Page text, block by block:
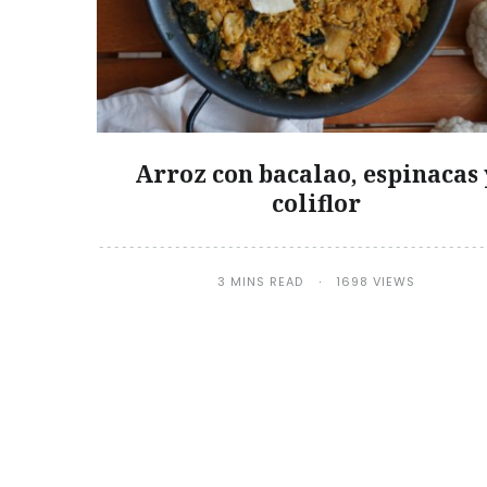
Arroz con bacalao, espinacas
coliflor
3 MINS READ 1698 VIEWS